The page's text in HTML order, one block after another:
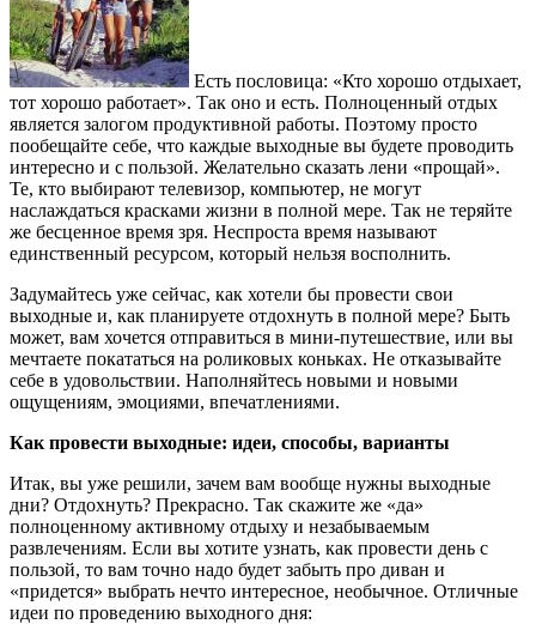
Есть пословица: «Кто хорошо отдыхает,
тот хорошо работает». Так оно и есть. Полноценный отдых
является залогом продуктивной работы. Поэтому просто
пообещайте себе, что каждые выходные вы будете проводить
интересно и с пользой. Желательно сказать лени «прощай».
Те, кто выбирают телевизор, компьютер, не могут
наслаждаться красками жизни в полной мере. Так не теряйте
же бесценное время зря. Неспроста время называют
единственный ресурсом, который нельзя восполнить.
Задумайтесь уже сейчас, как хотели бы провести свои
выходные и, как планируете отдохнуть в полной мере? Быть
может, вам хочется отправиться в мини-путешествие, или вы
мечтаете покататься на роликовых коньках. Не отказывайте
себе в удовольствии. Наполняйтесь новыми и новыми
ощущениям, эмоциями, впечатлениями.
Как провести выходные: идеи, способы, варианты
Итак, вы уже решили, зачем вам вообще нужны выходные
дни? Отдохнуть? Прекрасно. Так скажите же «да»
полноценному активному отдыху и незабываемым
развлечениям. Если вы хотите узнать, как провести день с
пользой, то вам точно надо будет забыть про диван и
«придется» выбрать нечто интересное, необычное. Отличные
идеи по проведению выходного дня: